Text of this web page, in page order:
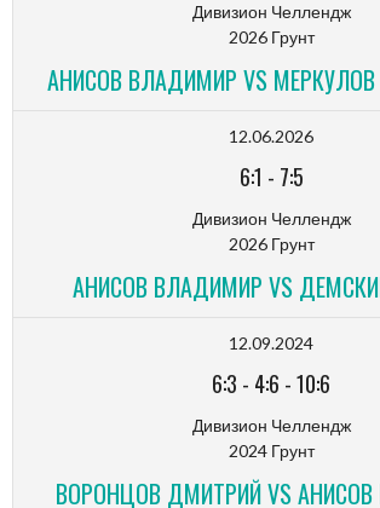
Дивизион Челлендж
2026 Грунт
АНИСОВ ВЛАДИМИР VS
12.06.2026
6:1 - 7:5
Дивизион Челлендж
2026 Грунт
АНИСОВ ВЛАДИМИР VS
12.09.2024
6:3 - 4:6 -10:6
Дивизион Челлендж
2024 Грунт
ВОРОНЦОВ ДМИТРИЙ VS